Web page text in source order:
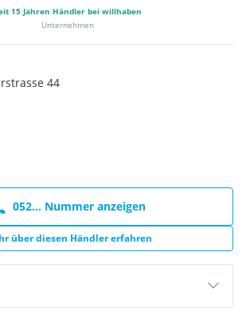
15 Jahren Händler bei willhaben
Unternehmen
44
052... Nummer anzeigen
über diesen Händler erfahren